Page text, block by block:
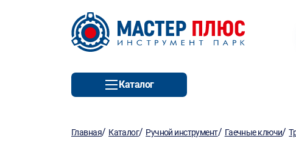
Каталог
Главная/ Каталог/ Ручной инструмент/ Гаечные ключи/